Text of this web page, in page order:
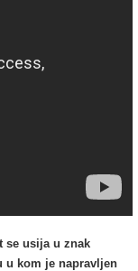
se usija u znak
u kom je napravljen